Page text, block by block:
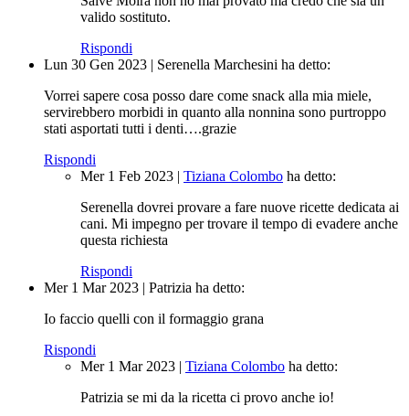
valido sostituto.
Rispondi
Lun 30 Gen 2023 | Serenella Marchesini ha detto:
Vorrei sapere cosa posso dare come snack alla mia miele,
servirebbero morbidi in quanto alla nonnina sono purtroppo
stati asportati tutti i denti….grazie
Rispondi
Mer 1 Feb 2023 | Tiziana Colombo ha detto:
Serenella dovrei provare a fare nuove ricette dedicata ai
cani. Mi impegno per trovare il tempo di evadere anche
questa richiesta
Rispondi
Mer 1 Mar 2023 | Patrizia ha detto:
Io faccio quelli con il formaggio grana
Rispondi
Mer 1 Mar 2023 | Tiziana Colombo ha detto:
Patrizia se mi da la ricetta ci provo anche io!